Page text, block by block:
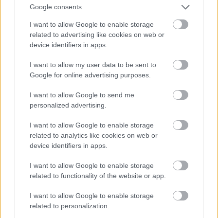
Google consents
I want to allow Google to enable storage
related to advertising like cookies on web or
device identifiers in apps.
I want to allow my user data to be sent to
Google for online advertising purposes.
I want to allow Google to send me
personalized advertising.
I want to allow Google to enable storage
related to analytics like cookies on web or
device identifiers in apps.
I want to allow Google to enable storage
related to functionality of the website or app.
I want to allow Google to enable storage
related to personalization.
αιθαλομίχλη από τα τζάκια και τις ξυλόσομπες–
σίγουρα στους τρισδιάστατους χάρτες που θα
φτιάξει για εμάς το Project Gaia της European
Space Agency (του ευρωπαϊκού αντίστοιχου της
NASA). Περισσότερα από ένα δισεκατομμύριο
άστρα (ήτοι περίπου το 1% του Milky Way)
πρόκειται να χαρτογραφήσει, σε μια περίοδο
πέντε ετών, το φιλόδοξο project που αναμένεται
περισσότερα γι’ αυτό, εδώ.
γερή ώθηση στην καταταλαιπωρημένη ελληνική
οικονομία. Δεν το λέμε εμείς, το λένε οι